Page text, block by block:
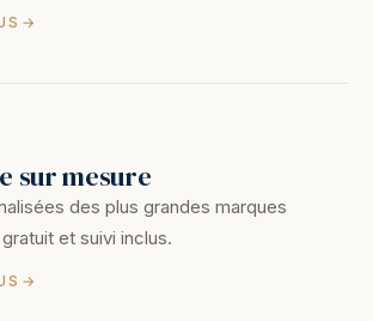
sur mesure
des plus grandes marques
et suivi inclus.